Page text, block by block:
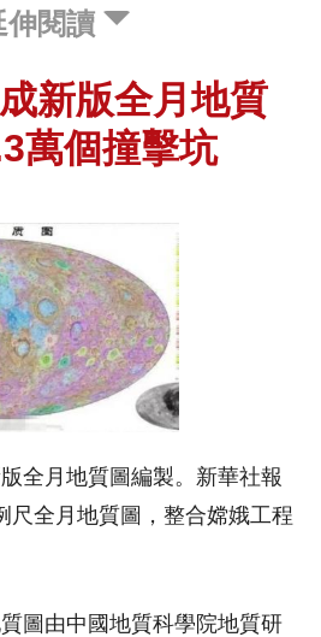
伸閱讀
新版全月地質
萬個撞擊坑
全月地質圖編製。新華社報
尺全月地質圖，整合嫦娥工程
圖由中國地質科學院地質研